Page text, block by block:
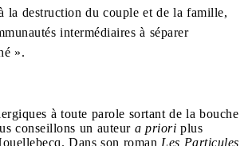
la destruction du couple et de la famille,
intermédiaires à séparer
».
à toute parole sortant de la bouche
conseillons un auteur a priori plus
Dans son roman Les Particules